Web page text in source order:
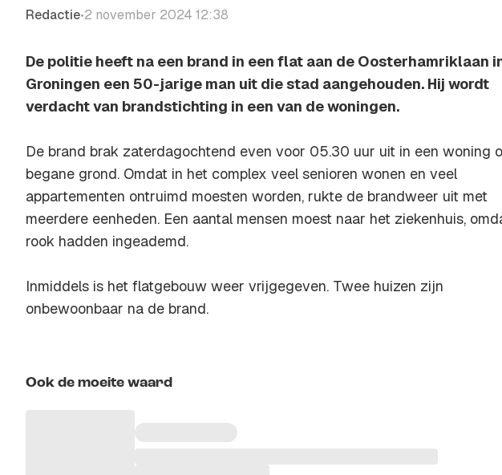
Redactie•2 november 2024 12:38
De politie heeft na een brand in een flat aan de Oosterhamriklaan
Groningen een 50-jarige man uit die stad aangehouden. Hij wordt
verdacht van brandstichting in een van de woningen.
De brand brak zaterdagochtend even voor 05.30 uur uit in een woning
begane grond. Omdat in het complex veel senioren wonen en veel
appartementen ontruimd moesten worden, rukte de brandweer uit met
meerdere eenheden. Een aantal mensen moest naar het ziekenhuis,
rook hadden ingeademd.
Inmiddels is het flatgebouw weer vrijgegeven. Twee huizen zijn
onbewoonbaar na de brand.
Ook de moeite waard